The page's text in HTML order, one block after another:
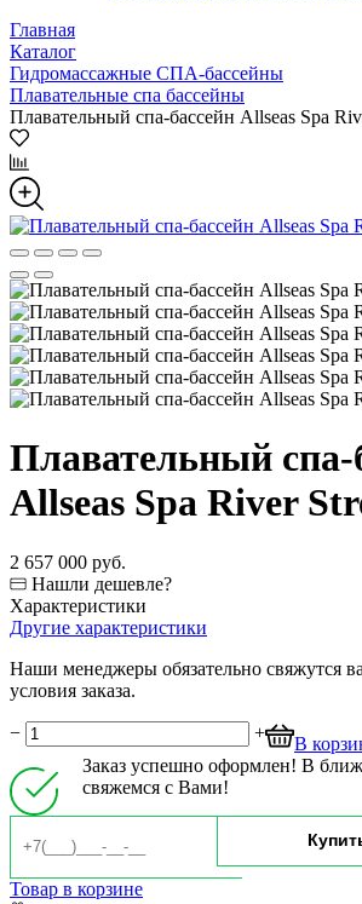
Главная
Каталог
Гидромассажные СПА-бассейны
Плавательные спа бассейны
Плавательный спа-бассейн Allseas Spa
Плавательный спа-
Allseas Spa River
2 657 000 руб.
Нашли дешевле?
Характеристики
Другие характеристики
Наши менеджеры обязательно свяжутся
условия заказа.
− +
В
Заказ успешно оформлен! В
свяжемся с Вами!
Товар в корзине